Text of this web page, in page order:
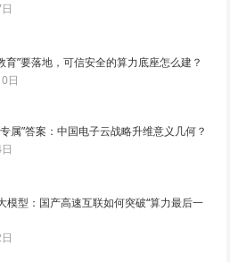
育”要落地，可信安全的算力底座怎么建？
日
属”答案：中国电子云战略升维意义几何？
模型：国产高速互联如何突破“算力最后一